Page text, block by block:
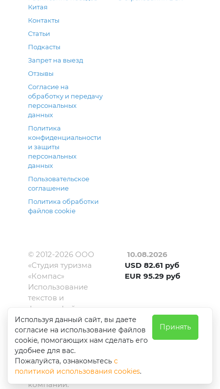
Китая
Контакты
Статьи
Подкасты
Запрет на выезд
Отзывы
Согласие на
обработку и передачу
персональных
данных
Политика
конфиденциальности
и защиты
персональных
данных
Пользовательское
соглашение
Политика обработки
файлов cookie
© 2012-2026ООО
«Студия туризма
«Компас»
Использование
текстов и
фотографий с
сайта kompas-
amur.ru
допускается
только с
письменного
разрешения
компании.
10.08.2026
USD 82.61 руб
EUR 95.29 руб
Используя данный сайт, вы даете
согласие на использование файлов
cookie, помогающих нам сделать его
удобнее для вас.
Пожалуйста, ознакомьтесь с
политикой использования cookies.
Принять